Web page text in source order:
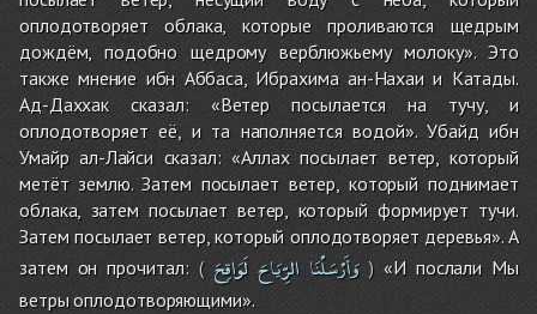
оплодотворяет облака, которые проливаются щедрым
дождём, подобно щедрому верблюжьему молоку». Это
также мнение ибн Аббаса, Ибрахима ан-Нахаи и Катады.
Ад-Даххак сказал: «Ветер посылается на тучу, и
оплодотворяет её, и та наполняется водой». Убайд ибн
Умайр ал-Лайси сказал: «Аллах посылает ветер, который
метёт землю. Затем посылает ветер, который поднимает
облака, затем посылает ветер, который формирует тучи.
Затем посылает ветер, который оплодотворяет деревья». А
затем он прочитал:( وَأَرْسَلْنَا الرِّيَاحَ لَوَاقِحَ )«И послали Мы
ветры оплодотворяющими».